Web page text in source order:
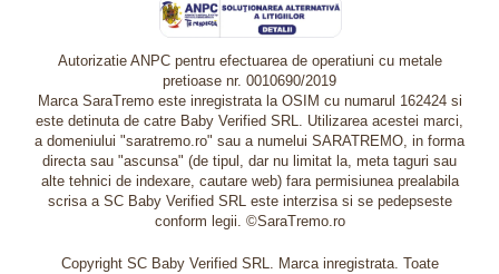
Autorizatie ANPC pentru efectuarea de operatiuni cu metale
pretioase nr. 0010690/2019
Marca SaraTremo este inregistrata la OSIM cu numarul 162424 si
este detinuta de catre Baby Verified SRL. Utilizarea acestei marci,
a domeniului "saratremo.ro" sau a numelui SARATREMO, in forma
directa sau "ascunsa" (de tipul, dar nu limitat la, meta taguri sau
alte tehnici de indexare, cautare web) fara permisiunea prealabila
scrisa a SC Baby Verified SRL este interzisa si se pedepseste
conform legii. ©SaraTremo.ro
Copyright SC Baby Verified SRL. Marca inregistrata. Toate